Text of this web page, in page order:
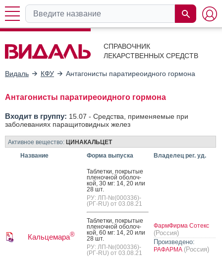
СПРАВОЧНИК
ЛЕКАРСТВЕННЫХ СРЕДСТВ
Видаль КФУ Антагонисты паратиреоидного гормона
Антагонисты паратиреоидного гормона
Входит в группу: 15.07 - Средства, применяемые при
заболеваниях паращитовидных желез
Активное вещество: ЦИНАКАЛЬЦЕТ
Название
Форма выпуска Владелец рег. уд.
Кальцемара®
Таб­летки, пок­ры­тые
пле­ноч­ной обо­лоч­
кой, 30 мг: 14, 20 или
28 шт.
РУ: ЛП-№(000336)-
(РГ-RU) от 03.08.21
Таб­летки, пок­ры­тые
пле­ноч­ной обо­лоч­
кой, 60 мг: 14, 20 или
28 шт.
РУ: ЛП-№(000336)-
(РГ-RU) от 03.08.21
ФармФирма Сотекс
(Россия)
Произведено:
РАФАРМА (Россия)